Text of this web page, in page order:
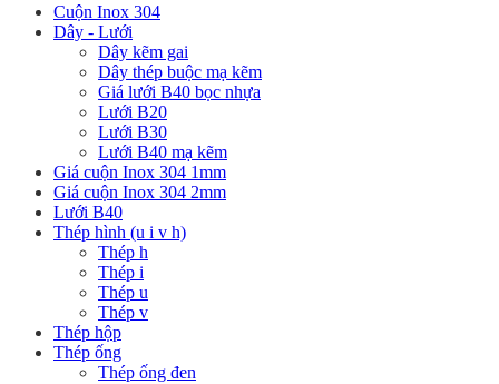
Cuộn Inox 304
Dây - Lưới
Dây kẽm gai
Dây thép buộc mạ kẽm
Giá lưới B40 bọc nhựa
Lưới B20
Lưới B30
Lưới B40 mạ kẽm
Giá cuộn Inox 304 1mm
Giá cuộn Inox 304 2mm
Lưới B40
Thép hình (u i v h)
Thép h
Thép i
Thép u
Thép v
Thép hộp
Thép ống
Thép ống đen